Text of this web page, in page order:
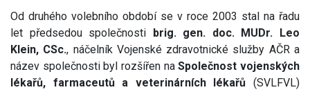
Od druhého volebního období se v roce 2003 stal na řadu
let předsedou společnosti
brig. gen. doc. MUDr. Leo
Klein, CSc., náčelník Vojenské zdravotnické služby AČR a
název společnosti byl rozšířen naSpolečnost vojenských
lékařů, farmaceutů a veterinárních lékařů (SVLFVL)